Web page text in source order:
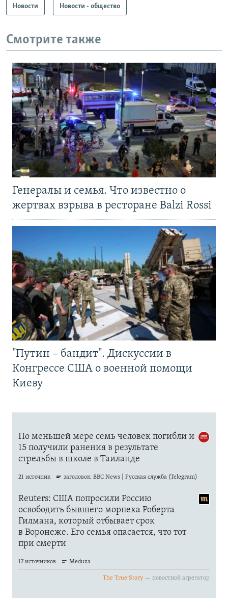
Новости Новости - общество
Смотрите также
Генералы и семья. Что известно о
жертвах взрыва в ресторане Balzi Rossi
"Путин – бандит". Дискуссии в
Конгрессе США о военной помощи
Киеву